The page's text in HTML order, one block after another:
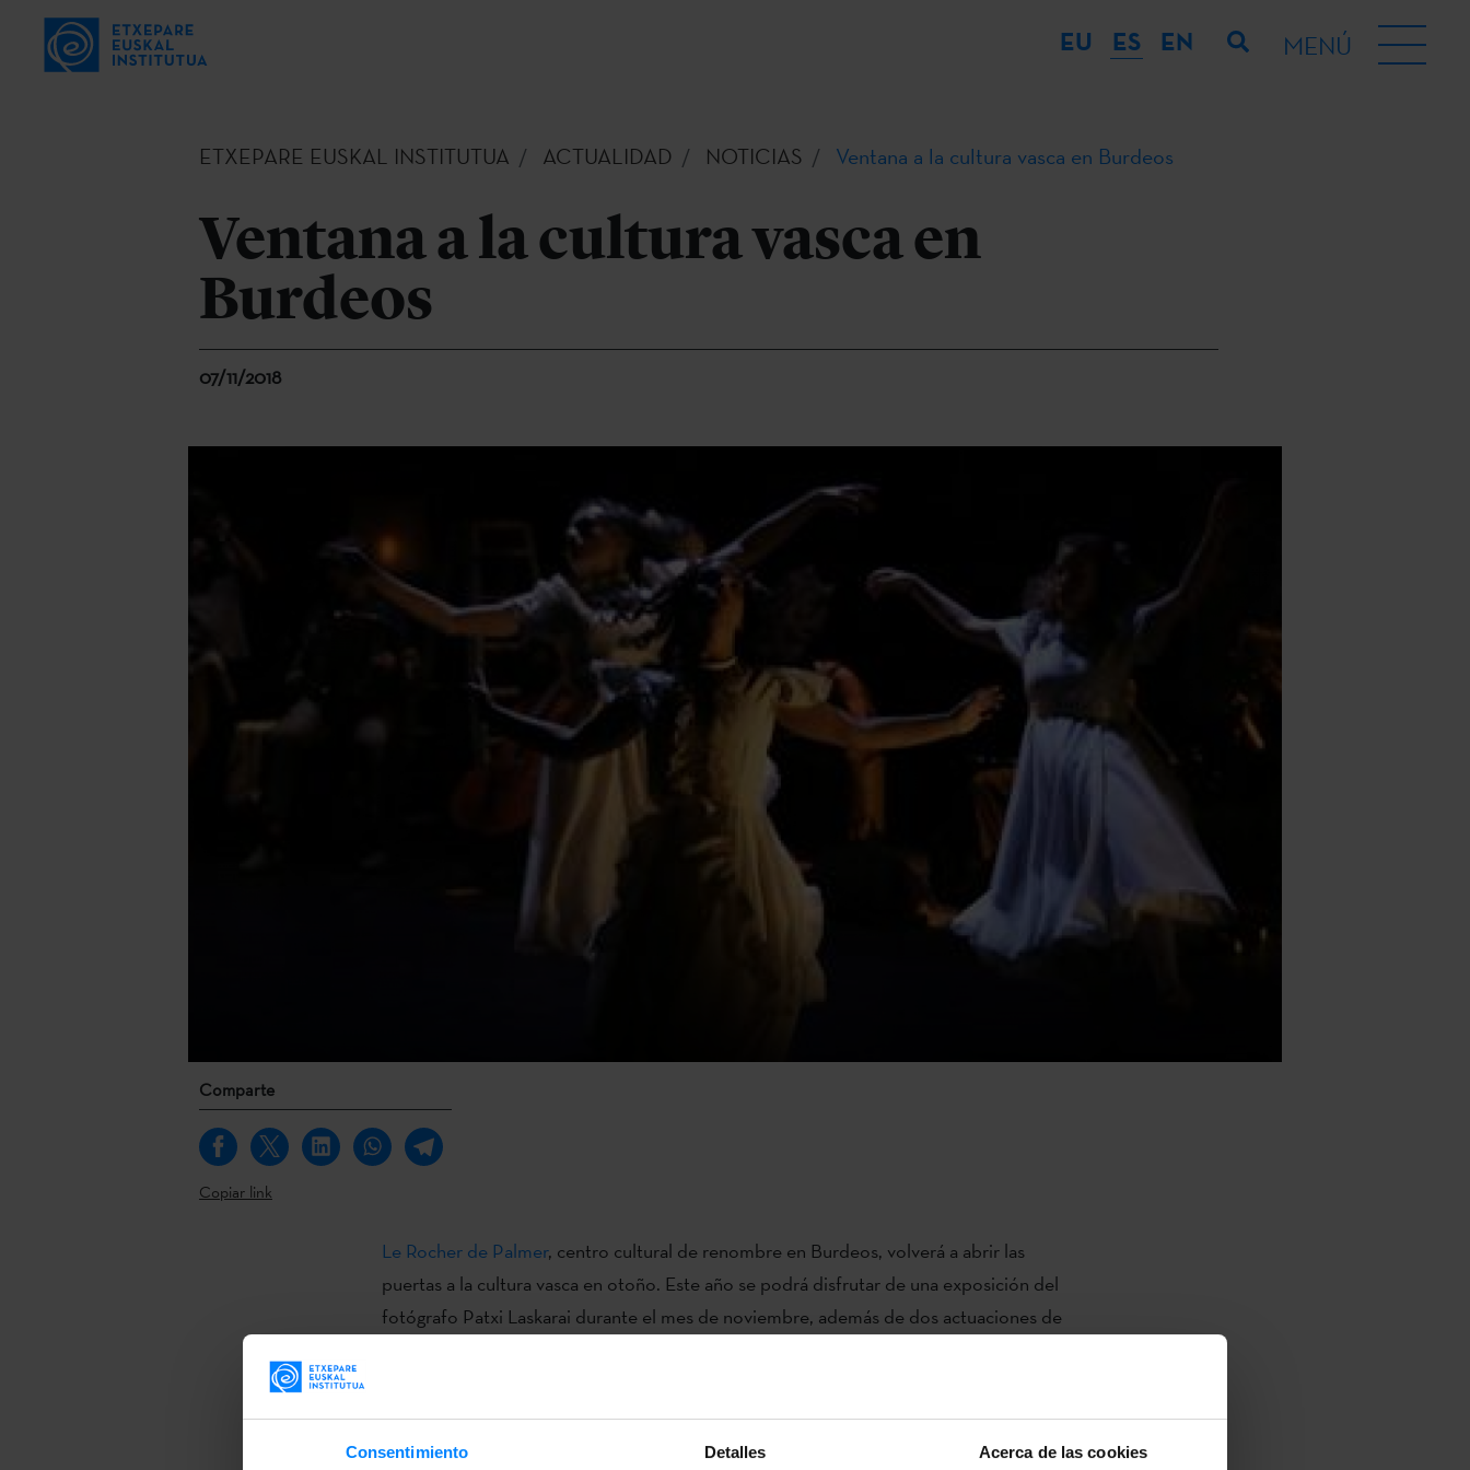
Consentimiento Detalles Acerca de las cookies
EU ES EN MENÚ
ETXEPARE EUSKAL INSTITUTUA ACTUALIDAD NOTICIAS Ventana a la cultura vasca en Burdeos
Ventana a la cultura vasca en
Burdeos
07/11/2018
Comparte
Copiar link
Le Rocher de Palmer, centro cultural de renombre en Burdeos, volverá a abrir las
puertas a la cultura vasca en otoño. Este año se podrá disfrutar de una exposición del
fotógrafo Patxi Laskarai durante el mes de noviembre, además de dos actuaciones de
aparezcan seres vivos, es precisamente la viveza de sus instantáneas (obtenidas